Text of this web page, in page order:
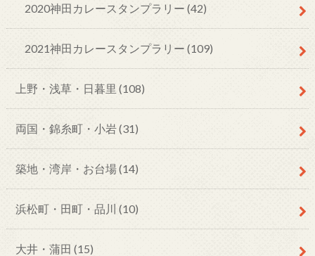
2020神田カレースタンプラリー (42)
2021神田カレースタンプラリー (109)
上野・浅草・日暮里 (108)
両国・錦糸町・小岩(31)
築地・湾岸・お台場(14)
浜松町・田町・品川 (10)
大井・蒲田 (15)